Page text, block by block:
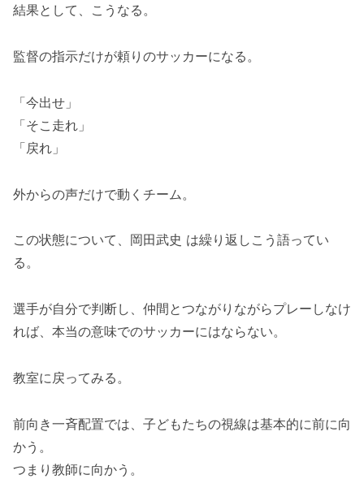
結果として、こうなる。
監督の指示だけが頼りのサッカーになる。
「今出せ」
「そこ走れ」
「戻れ」
外からの声だけで動くチーム。
この状態について、岡田武史 は繰り返しこう語ってい
る。
選手が自分で判断し、仲間とつながりながらプレーしなけ
れば、本当の意味でのサッカーにはならない。
教室に戻ってみる。
前向き一斉配置では、子どもたちの視線は基本的に前に向
かう。
つまり教師に向かう。